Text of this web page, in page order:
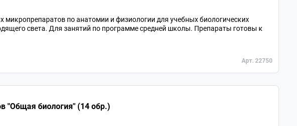
микропрепаратов по анатомии и физиологии для учебных биологических
света. Для занятий по программе средней школы. Препараты готовы к
Арт. 22750
"Общая биология" (14 обр.)